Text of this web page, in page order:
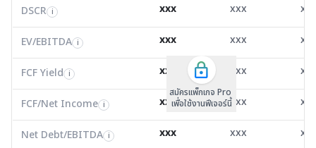
EV/EBITDA
6.51 2,225,513.00
FCF Yield i 28.13 41.18
-
FCF/Net Income
2.00 8.73
1.75 0.00
ROIC i 30.98 5.34
DSCR i
Net Debt/EBITDA
ROIC i
DSCR i xxx xxx
EV/EBITDA i xxx xxx
FCF Yield i xxx xxx
FCF/Net Income i xxx xxx
Net Debt/EBITDA i xxx xxx
สมัครแพ็กเกจ Pro
เพื่อใช้งานฟีเจอร์นี้